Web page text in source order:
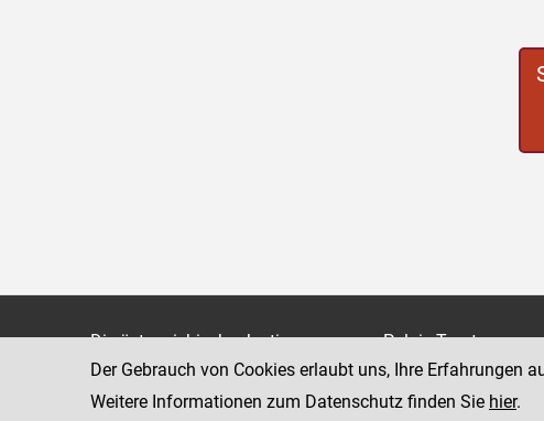
Die österreichische Justiz
Bundesministerium für Justiz
justiz.gv.at
Palais Trautson
Museumstraße 7
1070 Wien
Der Gebrauch von Cookies erlaubt uns, Ihre Erfahrungen
Weitere Informationen zum Datenschutz finden Sie hier.